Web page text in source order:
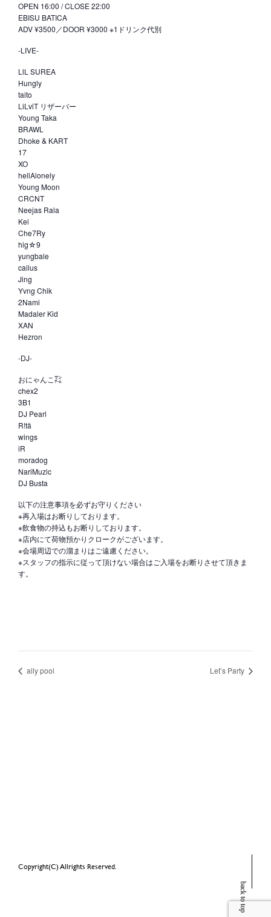
OPEN 16:00 / CLOSE 22:00
EBISU BATICA
ADV ¥3500／DOOR ¥3000 ※1ドリンク代別
-LIVE-
LlL SUREA
Hungly
taito
LiLviT リザーバー
Young Taka
BRAWL
Dhoke & KART
17
XO
hellAlonely
Young Moon
CRCNT
Neejas Rala
Kei
Che7Ry
hig☆9
yungbale
cailus
Jing
Yvng Chik
2Nami
Madaler Kid
XAN
Hezron
-DJ-
おにゃんこ㌠
chex2
3B1
DJ Pearl
R!tä
wings
iR
moradog
NariMuzic
DJ Busta
以下の注意事項を必ずお守りください
※再入場はお断りしております。
※飲食物の持込もお断りしております。
※店内にて荷物預かりクロークがございます。
※会場周辺での溜まりはご遠慮ください。
※スタッフの指示に従って頂けない場合はご入場をお断りさせて頂きま
す。
ally pool Let’s Party
Copyright(C) Allrights Reserved.
back to top